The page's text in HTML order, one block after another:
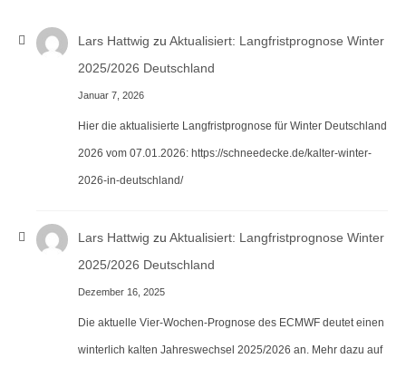
Lars Hattwig zu Aktualisiert: Langfristprognose Winter
2025/2026 Deutschland
Januar 7, 2026
Hier die aktualisierte Langfristprognose für Winter Deutschland
2026 vom 07.01.2026: https://schneedecke.de/kalter-winter-
2026-in-deutschland/
Lars Hattwig zu Aktualisiert: Langfristprognose Winter
2025/2026 Deutschland
Dezember 16, 2025
Die aktuelle Vier-Wochen-Prognose des ECMWF deutet einen
winterlich kalten Jahreswechsel 2025/2026 an. Mehr dazu auf